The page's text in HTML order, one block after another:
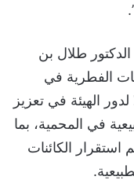
الدكتور طلال بن
الفطرية في
الهيئة في تعزيز
في المحمية، بما
استقرار الكائنات